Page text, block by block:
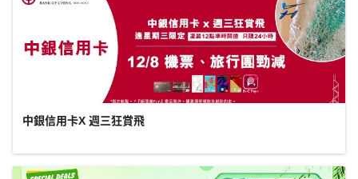
中銀信用卡X 週三狂賞飛